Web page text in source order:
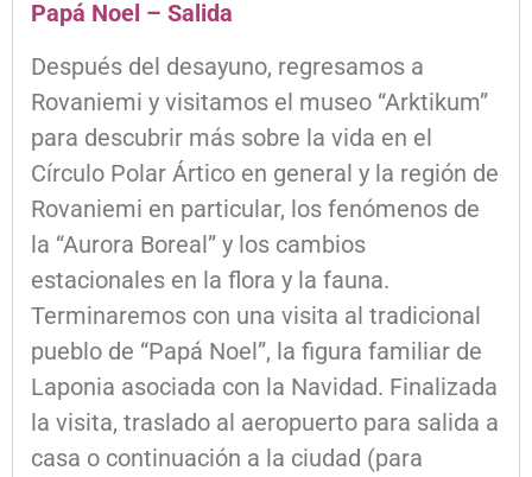
Papá Noel – Salida
Después del desayuno, regresamos a
Rovaniemi y visitamos el museo “Arktikum”
para descubrir más sobre la vida en el
Círculo Polar Ártico en general y la región de
Rovaniemi en particular, los fenómenos de
la “Aurora Boreal” y los cambios
estacionales en la flora y la fauna.
Terminaremos con una visita al tradicional
pueblo de “Papá Noel”, la figura familiar de
Laponia asociada con la Navidad. Finalizada
la visita, traslado al aeropuerto para salida a
casa o continuación a la ciudad (para